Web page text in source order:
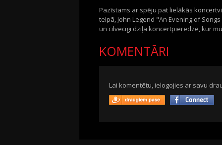
Pazīstams ar spēju pat lielākās
telpā,John Legend "An Evening of Songs
un cilvēcīgi dziļa koncertpieredze, kur
KOMENTĀRI
Lai komentētu, ielogojies ar savu